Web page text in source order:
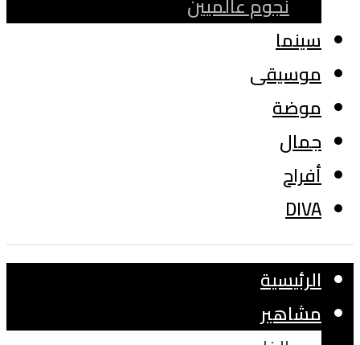
سينما
موسيقى
موضة
جمال
أفراح
DIVA
الرئيسية
مشاهير